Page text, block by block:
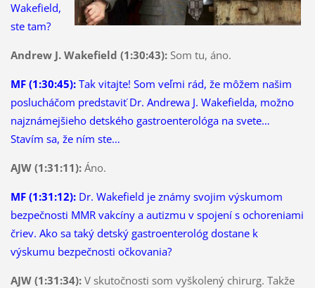
Wakefield,
ste tam?
Andrew J. Wakefield (1:30:43):Som tu, áno.
MF (1:30:45):Tak vitajte! Som veľmi rád, že môžem našim
poslucháčom predstaviť Dr. Andrewa J. Wakefielda, možno
najznámejšieho detského gastroenterológa na svete…
Stavím sa, že ním ste…
AJW (1:31:11):Áno.
MF (1:31:12):Dr. Wakefield je známy svojim výskumom
bezpečnosti MMR vakcíny a autizmu v spojení s ochoreniami
čriev. Ako sa taký detský gastroenterológ dostane k
výskumu bezpečnosti očkovania?
AJW (1:31:34):V skutočnosti som vyškolený chirurg. Takže